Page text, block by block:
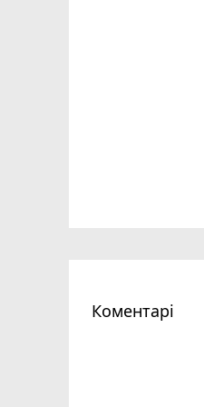
Коментарі